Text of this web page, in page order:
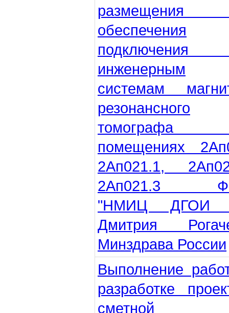
обеспечения
инженерным
системам
резонансного
помещениях
2Ап021.1,
2Ап021.3
"НМИЦ ДГОИ
Дмитрия
Минздрава России
Выполнение
разработке
сметной